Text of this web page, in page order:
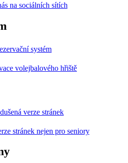
na sociálních sítích
volejbalového hřiště
stránek nejen pro seniory